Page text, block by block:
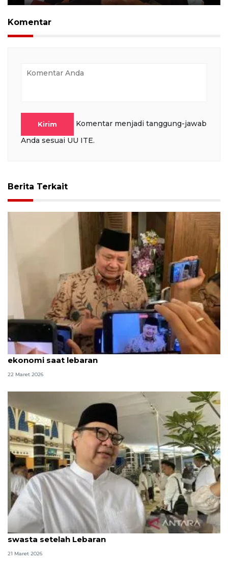
Play Mute Settings
PIP
Komentar
Kirim
Komentar menjadi tanggung-jawab
Anda sesuai UU ITE.
Berita Terkait
Menko Airlangga: Program diskon dan WFA dorong
ekonomi saat lebaran
22 Maret 2026
Pemerintah berlakukan WFH untuk ASN dan
swasta setelah Lebaran
21 Maret 2026